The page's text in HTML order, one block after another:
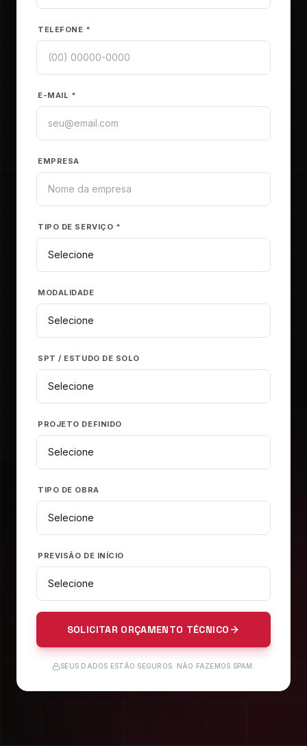
TELEFONE *
E-MAIL *
EMPRESA
TIPO DE SERVIÇO *
MODALIDADE
SPT / ESTUDO DE SOLO
PROJETO DEFINIDO
TIPO DE OBRA
PREVISÃO DE INÍCIO
SOLICITAR ORÇAMENTO TÉCNICO
SEUS DADOS ESTÃO SEGUROS. NÃO FAZEMOS SPAM.